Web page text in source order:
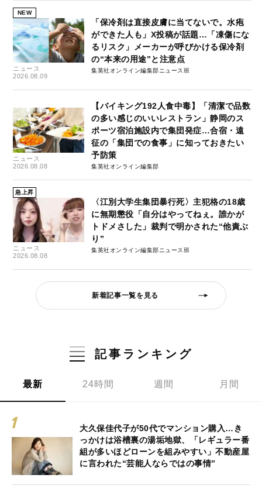
NEW
ニュース
2026.08.09
「保冷剤は直接皮膚に当てないで。水疱
ができた人も」X投稿が話題…「凍傷にな
るリスク」メーカーが呼びかける保冷剤
の“本来の用途”と注意点
集英社オンライン編集部ニュース班
ニュース
2026.08.08
【バイキング192人食中毒】「清潔で品数
の多い感じのいいレストラン」静岡のス
ポーツ宿泊施設内で集団発症…合宿・遠
征の「集団での食事」に知っておきたい
予防策
集英社オンライン編集部
急上昇
ニュース
2026.08.08
〈江別大学生集団暴行死〉主犯格の18歳
に無期懲役「自分はやってねぇ。誰かが
トドメさした」裁判で明かされた“他責ぶ
り”
集英社オンライン編集部ニュース班
新着記事一覧を見る
記事ランキング
最新 24時間 週間 月間
大久保佳代子が50代でマンション購入…き
っかけは浴槽裏の湯垢地獄、「レギュラー番
組が多いほどローンを組みやすい」不動産屋
に言われた“芸能人ならではの事情”